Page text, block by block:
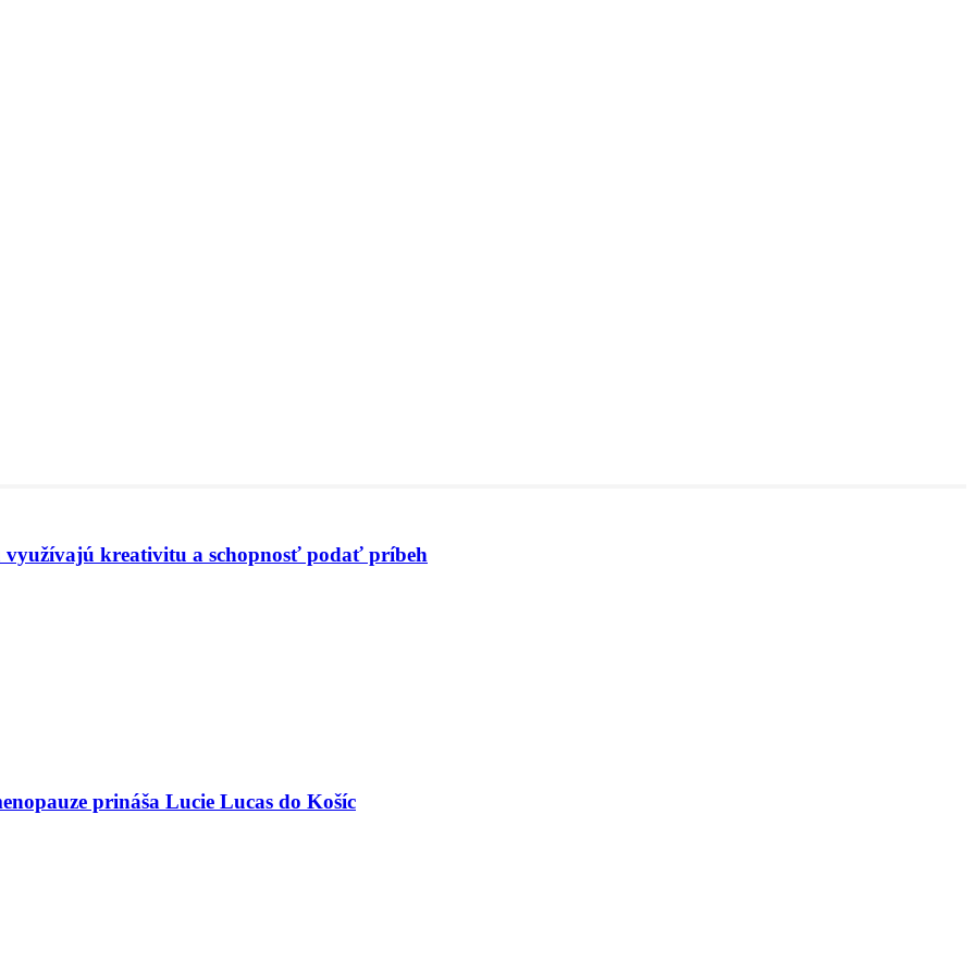
kreativitu a schopnosť podať príbeh
prináša Lucie Lucas do Košíc